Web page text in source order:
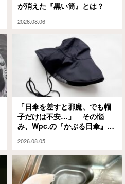
が消えた『黒い筒』とは？
2026.08.06
「日傘を差すと邪魔、でも帽
子だけは不安…」 その悩
み、Wpc.の『かぶる日傘』が
2026.08.05